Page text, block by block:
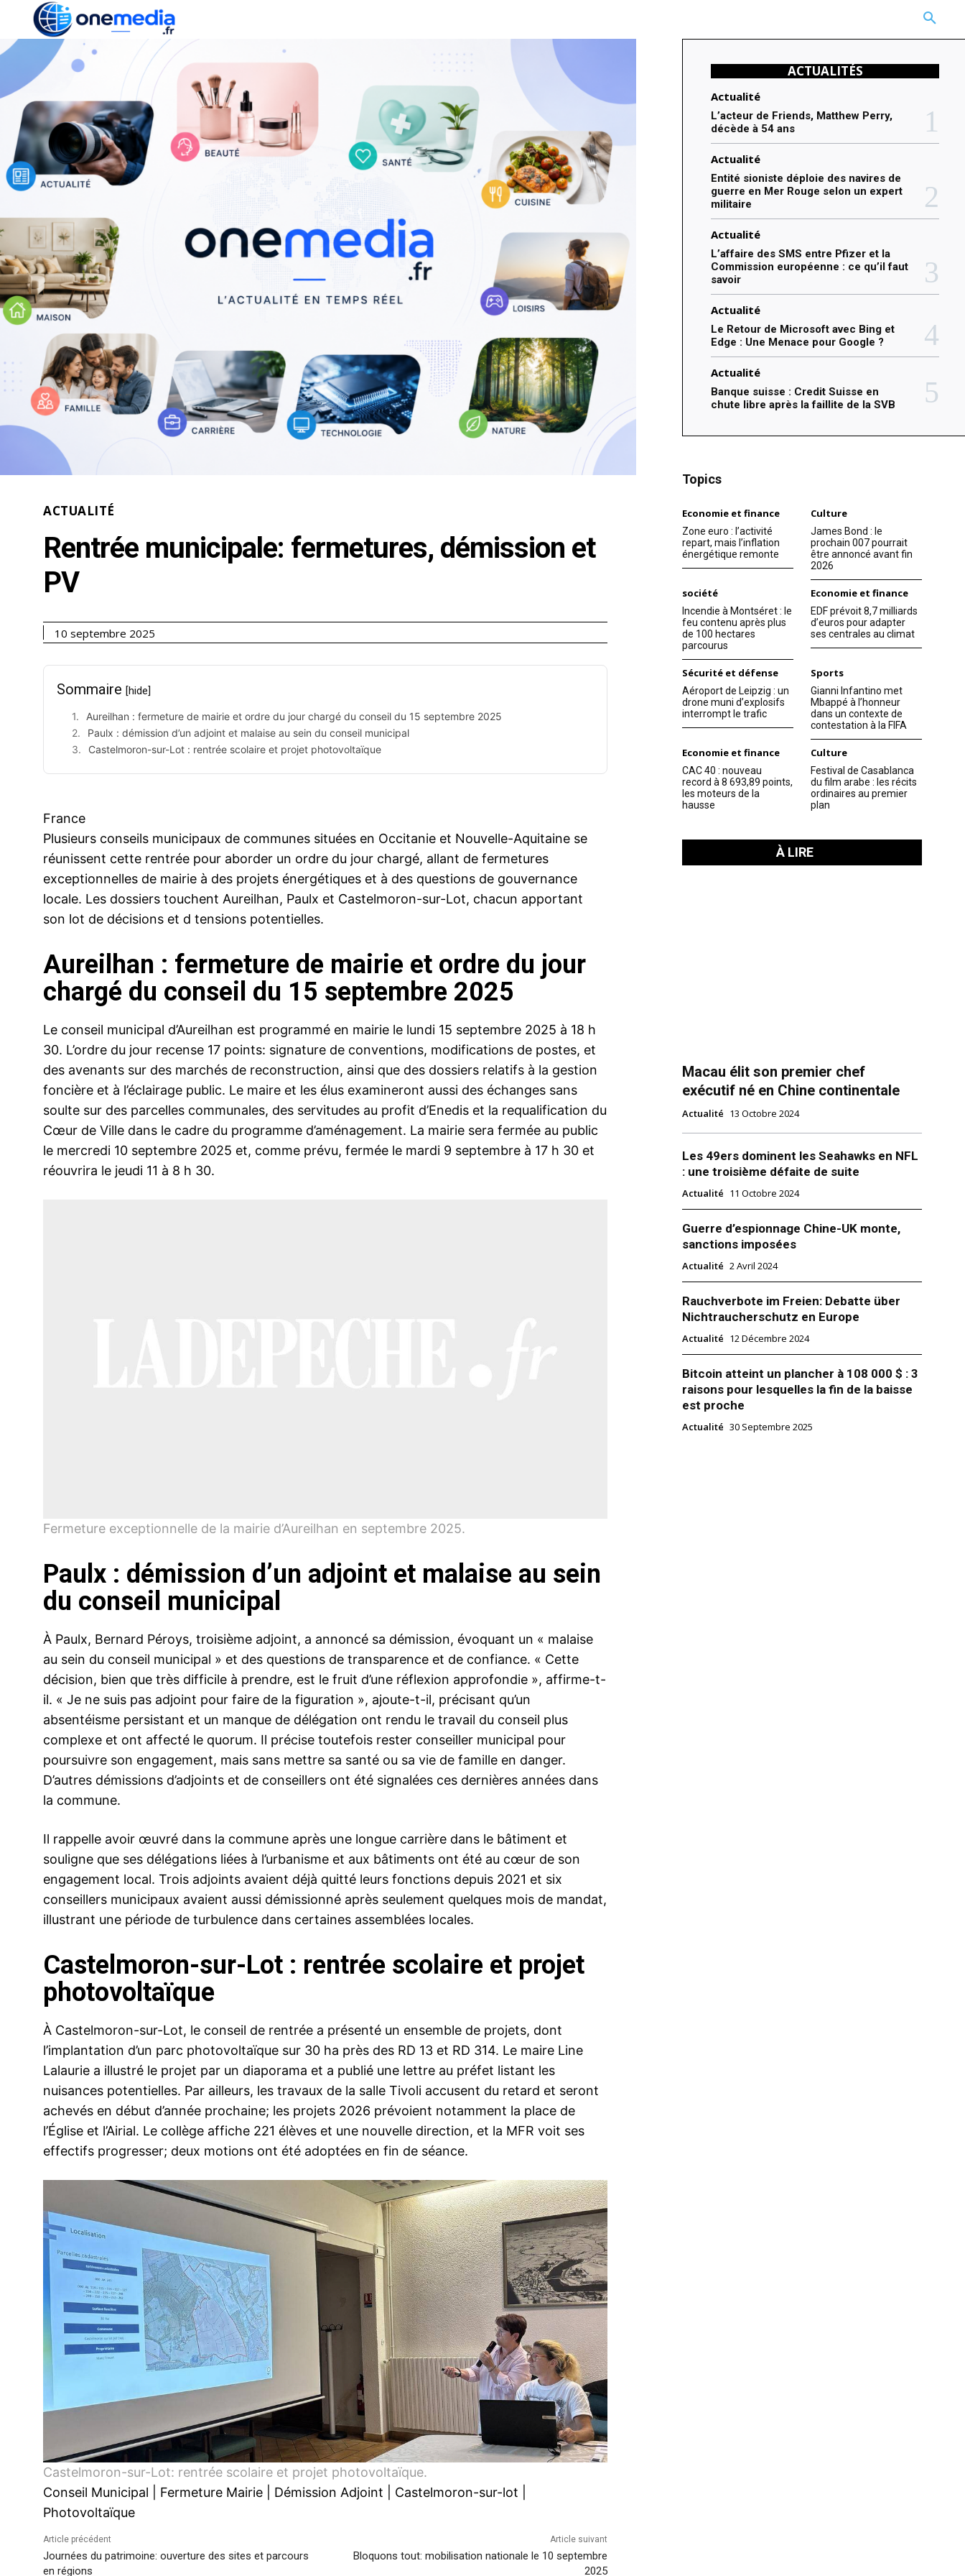
MORE
ACTUALITÉ
Rentrée municipale: fermetures, démission et
PV
10 septembre 2025
Sommaire [hide]
Aureilhan : fermeture de mairie et ordre du jour chargé du conseil du 15 septembre 2025
Paulx : démission d’un adjoint et malaise au sein du conseil municipal
Castelmoron-sur-Lot : rentrée scolaire et projet photovoltaïque
France
Plusieurs conseils municipaux de communes situées en Occitanie et Nouvelle-Aquitaine se
réunissent cette rentrée pour aborder un ordre du jour chargé, allant de fermetures
exceptionnelles de mairie à des projets énergétiques et à des questions de gouvernance
locale. Les dossiers touchent Aureilhan, Paulx et Castelmoron-sur-Lot, chacun apportant
son lot de décisions et d tensions potentielles.
Aureilhan : fermeture de mairie et ordre du jour
chargé du conseil du 15 septembre 2025
Le conseil municipal d’Aureilhan est programmé en mairie le lundi 15 septembre 2025 à 18 h
30. L’ordre du jour recense 17 points: signature de conventions, modifications de postes, et
des avenants sur des marchés de reconstruction, ainsi que des dossiers relatifs à la gestion
foncière et à l’éclairage public. Le maire et les élus examineront aussi des échanges sans
soulte sur des parcelles communales, des servitudes au profit d’Enedis et la requalification du
Cœur de Ville dans le cadre du programme d’aménagement. La mairie sera fermée au public
le mercredi 10 septembre 2025 et, comme prévu, fermée le mardi 9 septembre à 17 h 30 et
réouvrira le jeudi 11 à 8 h 30.
Fermeture exceptionnelle de la mairie d’Aureilhan en septembre 2025.
Paulx : démission d’un adjoint et malaise au sein
du conseil municipal
À Paulx, Bernard Péroys, troisième adjoint, a annoncé sa démission, évoquant un « malaise
au sein du conseil municipal » et des questions de transparence et de confiance. « Cette
décision, bien que très difficile à prendre, est le fruit d’une réflexion approfondie », affirme-t-
il. « Je ne suis pas adjoint pour faire de la figuration », ajoute-t-il, précisant qu’un
absentéisme persistant et un manque de délégation ont rendu le travail du conseil plus
complexe et ont affecté le quorum. Il précise toutefois rester conseiller municipal pour
poursuivre son engagement, mais sans mettre sa santé ou sa vie de famille en danger.
D’autres démissions d’adjoints et de conseillers ont été signalées ces dernières années dans
la commune.
Il rappelle avoir œuvré dans la commune après une longue carrière dans le bâtiment et
souligne que ses délégations liées à l’urbanisme et aux bâtiments ont été au cœur de son
engagement local. Trois adjoints avaient déjà quitté leurs fonctions depuis 2021 et six
conseillers municipaux avaient aussi démissionné après seulement quelques mois de mandat,
illustrant une période de turbulence dans certaines assemblées locales.
Castelmoron-sur-Lot : rentrée scolaire et projet
photovoltaïque
À Castelmoron-sur-Lot, le conseil de rentrée a présenté un ensemble de projets, dont
l’implantation d’un parc photovoltaïque sur 30 ha près des RD 13 et RD 314. Le maire Line
Lalaurie a illustré le projet par un diaporama et a publié une lettre au préfet listant les
nuisances potentielles. Par ailleurs, les travaux de la salle Tivoli accusent du retard et seront
achevés en début d’année prochaine; les projets 2026 prévoient notamment la place de
l’Église et l’Airial. Le collège affiche 221 élèves et une nouvelle direction, et la MFR voit ses
effectifs progresser; deux motions ont été adoptées en fin de séance.
Castelmoron-sur-Lot: rentrée scolaire et projet photovoltaïque.
Conseil Municipal
Fermeture Mairie Démission Adjoint Castelmoron-sur-lot
Photovoltaïque
Article précédent
Journées du patrimoine: ouverture des sites et parcours
en régions
Article suivant
Bloquons tout: mobilisation nationale le 10 septembre
2025
ACTUALITÉS
Actualité
L’acteur de Friends, Matthew Perry,
décède à 54 ans
Actualité
Entité sioniste déploie des navires de
guerre en Mer Rouge selon un expert
militaire
Actualité
L’affaire des SMS entre Pfizer et la
Commission européenne : ce qu’il faut
savoir
Actualité
Le Retour de Microsoft avec Bing et
Edge : Une Menace pour Google ?
Actualité
Banque suisse : Credit Suisse en
chute libre après la faillite de la SVB
Topics
Economie et finance
Zone euro : l’activité
repart, mais l’inflation
énergétique remonte
Culture
James Bond : le
prochain 007 pourrait
être annoncé avant fin
2026
société
Incendie à Montséret : le
feu contenu après plus
de 100 hectares
parcourus
Economie et finance
EDF prévoit 8,7 milliards
d’euros pour adapter
ses centrales au climat
Sécurité et défense
Aéroport de Leipzig : un
drone muni d’explosifs
interrompt le trafic
Sports
Gianni Infantino met
Mbappé à l’honneur
dans un contexte de
contestation à la FIFA
Economie et finance
CAC 40 : nouveau
record à 8 693,89 points,
les moteurs de la
hausse
Culture
Festival de Casablanca
du film arabe : les récits
ordinaires au premier
plan
À LIRE
Macau élit son premier chef
exécutif né en Chine continentale
Actualité 13 Octobre 2024
Les 49ers dominent les Seahawks en NFL
: une troisième défaite de suite
Actualité 11 Octobre 2024
Guerre d’espionnage Chine-UK monte,
sanctions imposées
Actualité 2 Avril 2024
Rauchverbote im Freien: Debatte über
Nichtraucherschutz en Europe
Actualité 12 Décembre 2024
Bitcoin atteint un plancher à 108 000 $ : 3
raisons pour lesquelles la fin de la baisse
est proche
Actualité 30 Septembre 2025